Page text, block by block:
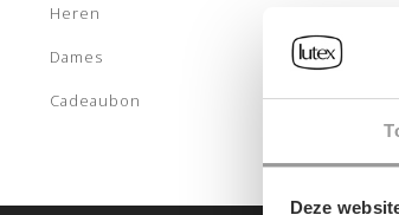
Deze
Heren
Dames
Cadeaubon